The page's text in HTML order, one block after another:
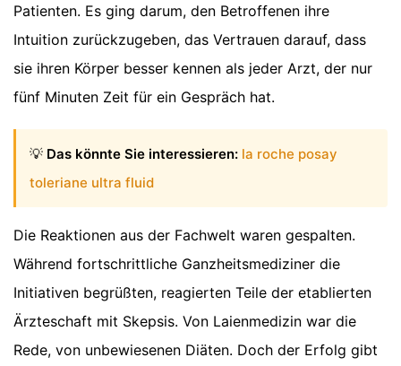
Patienten. Es ging darum, den Betroffenen ihre
Intuition zurückzugeben, das Vertrauen darauf, dass
sie ihren Körper besser kennen als jeder Arzt, der nur
fünf Minuten Zeit für ein Gespräch hat.
💡 Das könnte Sie interessieren: la roche posay
toleriane ultra fluid
Die Reaktionen aus der Fachwelt waren gespalten.
Während fortschrittliche Ganzheitsmediziner die
Initiativen begrüßten, reagierten Teile der etablierten
Ärzteschaft mit Skepsis. Von Laienmedizin war die
Rede, von unbewiesenen Diäten. Doch der Erfolg gibt